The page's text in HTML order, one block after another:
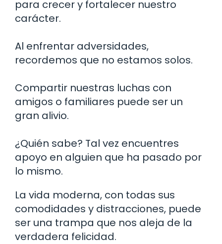
para crecer y fortalecer nuestro
carácter.
Al enfrentar adversidades,
recordemos que no estamos solos.
Compartir nuestras luchas con
amigos o familiares puede ser un
gran alivio.
¿Quién sabe? Tal vez encuentres
apoyo en alguien que ha pasado por
lo mismo.
La vida moderna, con todas sus
comodidades y distracciones, puede
ser una trampa que nos aleja de la
verdadera felicidad.